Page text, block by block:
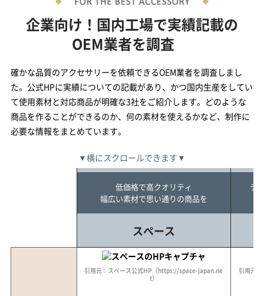
企業向け！国内工場で実績記載の
OEM業者を調査
確かな品質のアクセサリーを依頼できるOEM業者を調査しまし
た。公式HPに実績についての記載があり、かつ国内生産をしてい
て使用素材と対応商品が明確な3社をご紹介します。どのような
商品を作ることができるのか、何の素材を使えるかなど、制作に
必要な情報をまとめています。
▼横にスクロールできます▼
低価格で高クオリティ
幅広い素材で思い通りの商品を
スペース
テ
引用元：スペース公式HP（https://space-japan.ne
t）
引用元